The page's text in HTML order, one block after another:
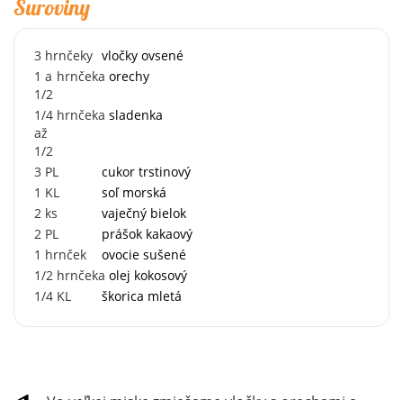
Suroviny
3 hrnčeky vločky ovsené
1 a
1/2
hrnčeka orechy
1/4
až
1/2
hrnčeka sladenka
3 PL
cukor trstinový
1 KL
soľ morská
2 ks
vaječný bielok
2 PL
prášok kakaový
1 hrnček
ovocie sušené
1/2 hrnčeka olej kokosový
1/4 KL škorica mletá